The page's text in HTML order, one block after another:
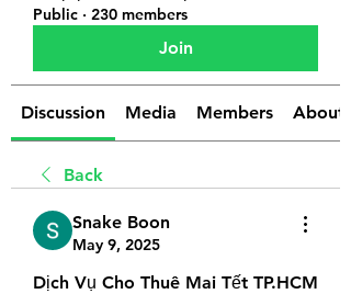
Public · 230 members
Join
Discussion Media Members About
Back
Snake Boon
May 9, 2025
Dịch Vụ Cho Thuê Mai Tết TP.HCM